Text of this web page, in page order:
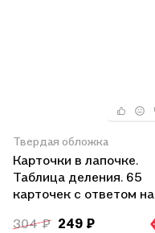
Твердая обложка
Карточки в лапочке.
Таблица деления. 65
карточек с ответом на
304 ₽ 249 ₽